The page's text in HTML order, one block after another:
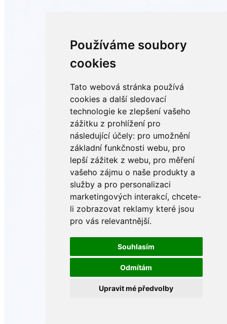
Používáme soubory
cookies
Tato webová stránka používá
cookies a další sledovací
technologie ke zlepšení vašeho
zážitku z prohlížení pro
následující účely: pro umožnění
základní funkčnosti webu, pro
lepší zážitek z webu, pro měření
vašeho zájmu o naše produkty a
služby a pro personalizaci
marketingových interakcí, chcete-
li zobrazovat reklamy které jsou
pro vás relevantnější.
Souhlasím
Odmítám
Upravit mé předvolby